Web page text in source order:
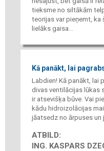
tieksme no siltākām
teorijas var pieņemt,
lielāks gaisa...
Kā panākt, lai
Labdien! Kā panākt, lai
divas ventilācijas lūkas
ir atsevišķa būve. Vai
kādu hidroizolācijas
jāatsedz no ārpuses un
ATBILD:
ING. KASPARS